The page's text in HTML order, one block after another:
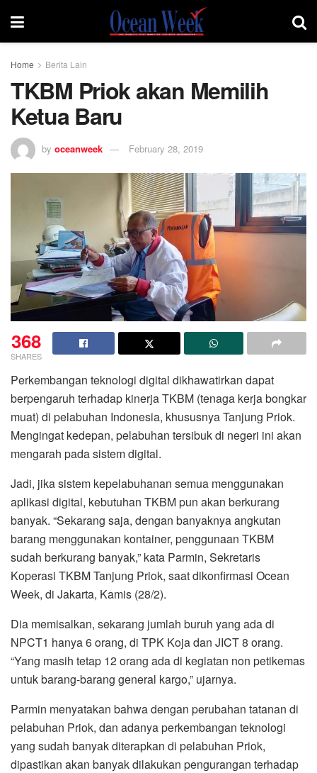
Home Berita Lain
TKBM Priok akan Memilih
Ketua Baru
by oceanweek February 28, 2019
368
SHARES
Perkembangan teknologi digital dikhawatirkan dapat
berpengaruh terhadap kinerja TKBM (tenaga kerja bongkar
muat) di pelabuhan Indonesia, khususnya Tanjung Priok.
Mengingat kedepan, pelabuhan tersibuk di negeri ini akan
mengarah pada sistem digital.
Jadi, jika sistem kepelabuhanan semua menggunakan
aplikasi digital, kebutuhan TKBM pun akan berkurang
banyak. “Sekarang saja, dengan banyaknya angkutan
barang menggunakan kontainer, penggunaan TKBM
sudah berkurang banyak,” kata Parmin, Sekretaris
Koperasi TKBM Tanjung Priok, saat dikonfirmasi Ocean
Week, di Jakarta, Kamis (28/2).
Dia memisalkan, sekarang jumlah buruh yang ada di
NPCT1 hanya 6 orang, di TPK Koja dan JICT 8 orang.
“Yang masih tetap 12 orang ada di kegiatan non petikemas
untuk barang-barang general kargo,” ujarnya.
Parmin menyatakan bahwa dengan perubahan tatanan di
pelabuhan Priok, dan adanya perkembangan teknologi
yang sudah banyak diterapkan di pelabuhan Priok,
dipastikan akan banyak dilakukan pengurangan terhadap